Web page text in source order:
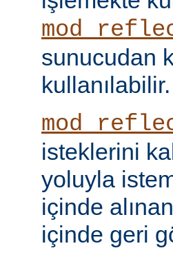
sunucudan
kullanılabilir.
isteklerini
yoluyla
içinde
içinde geri